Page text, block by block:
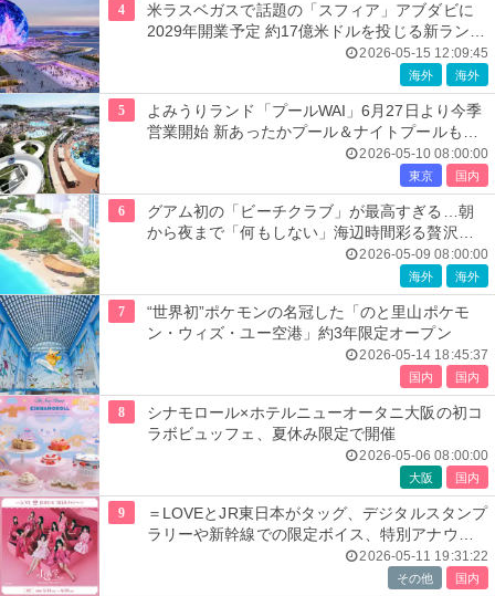
4
米ラスベガスで話題の「スフィア」アブダビに
2029年開業予定 約17億米ドルを投じる新ランド
2026-05-15 12:09:45
海外 海外
5
よみうりランド「プールWAI」6月27日より今季
営業開始 新あったかプール＆ナイトプールも開
2026-05-10 08:00:00
東京 国内
6
グアム初の「ビーチクラブ」が最高すぎる…朝
から夜まで「何もしない」海辺時間彩る贅沢空
2026-05-09 08:00:00
海外 海外
7
“世界初”ポケモンの名冠した「のと里山ポケモ
ン・ウィズ・ユー空港」約3年限定オープン
2026-05-14 18:45:37
国内 国内
8
シナモロール×ホテルニューオータニ大阪の初コ
ラボビュッフェ、夏休み限定で開催
2026-05-06 08:00:00
大阪 国内
9
＝LOVEとJR東日本がタッグ、デジタルスタンプ
ラリーや新幹線での限定ボイス、特別アナウン
2026-05-11 19:31:22
その他 国内